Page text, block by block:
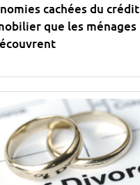
cachées du crédit
que les ménages